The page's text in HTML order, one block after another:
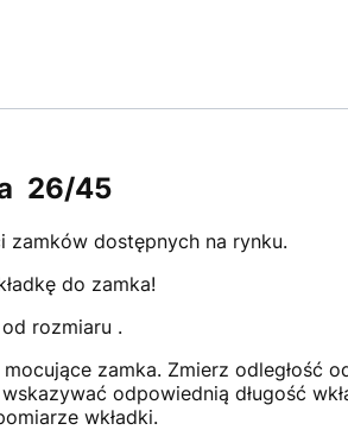
26/45
zamków dostępnych na rynku.
do zamka!
rozmiaru .
zamka. Zmierz odległość
odpowiednią długość
wkładki.